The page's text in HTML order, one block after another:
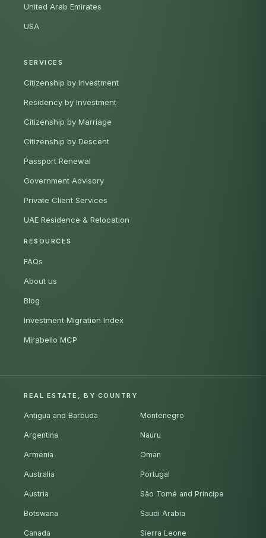
United Arab Emirates
USA
SERVICES
Citizenship by Investment
Residency by Investment
Citizenship by Marriage
Citizenship by Descent
Passport Renewal
Government Advisory
Private Client Services
UAE Residence & Relocation
RESOURCES
FAQs
About us
Blog
Investment Migration Index
Mirabello MCP
REAL ESTATE, BY COUNTRY
Antigua and Barbuda
Argentina
Armenia
Australia
Austria
Botswana
Canada
Montenegro
Nauru
Oman
Portugal
São Tomé and Príncipe
Saudi Arabia
Sierra Leone